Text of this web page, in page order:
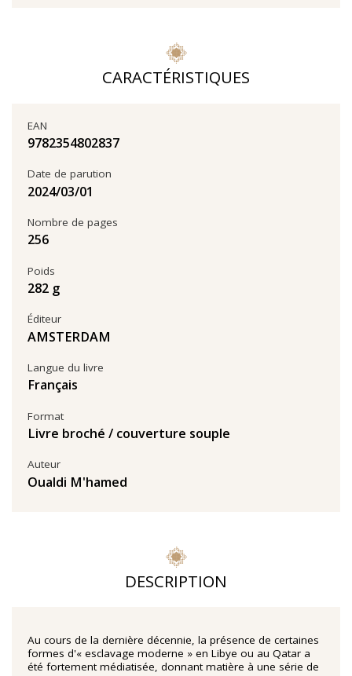
CARACTÉRISTIQUES
EAN
9782354802837
Date de parution
01‏/03‏/2024
Poids
282 g
Auteur
Oualdi M'hamed
Éditeur
AMSTERDAM
Nombre de pages
256
Langue du livre
Français
Format
Livre broché / couverture souple
DESCRIPTION
Au cours de la dernière décennie, la présence de certaines
formes d'« esclavage moderne » en Libye ou au Qatar a
été fortement médiatisée, donnant matière à une série de